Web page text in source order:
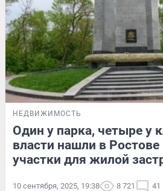
НЕДВИЖИМОСТЬ
Один у парка, четыре у
власти нашли в
участки для жилой
10 сентября, 2025, 19:38 8 721 41